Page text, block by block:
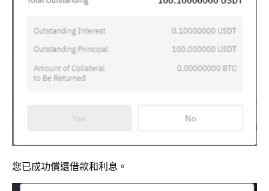
您已成功償還借款和利息。